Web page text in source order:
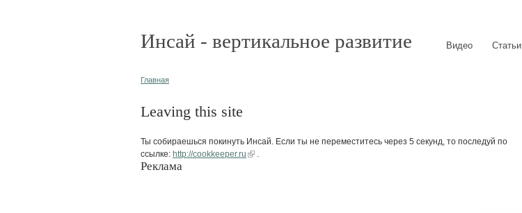
Инсай - вертикальное развитие Видео Статьи
Главная
Leaving this site
Ты собираешься покинуть Инсай. Если ты не переместитесь через 5 секунд, то последуй по
ссылке: http://cookkeeper.ru
Реклама